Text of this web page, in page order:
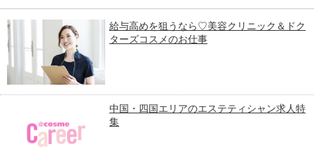
給与高めを狙うなら♡美容クリニック＆ドク
ターズコスメのお仕事
中国・四国エリアのエステティシャン求人特
集